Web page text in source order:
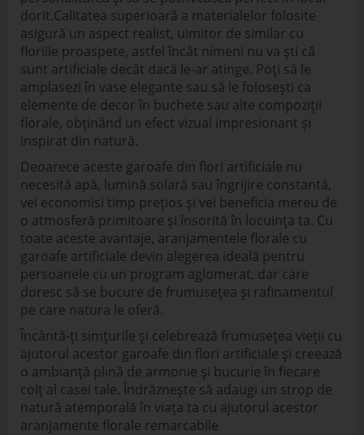
dorit.Calitatea superioară a materialelor folosite
asigură un aspect realist, uimitor de similar cu
floriile proaspete, astfel încât nimeni nu va ști că
sunt artificiale decât dacă le-ar atinge. Poți să le
amplasezi în vase elegante sau să le folosești ca
elemente de decor în buchete sau alte compoziții
florale, obținând un efect vizual impresionant și
inspirat din natură.
Deoarece aceste garoafe din flori artificiale nu
necesită apă, lumină solară sau îngrijire constantă,
vei economisi timp prețios și vei beneficia mereu de
o atmosferă primitoare și însorită în locuința ta. Cu
toate aceste avantaje, aranjamentele florale cu
garoafe artificiale devin alegerea ideală pentru
persoanele cu un program aglomerat, dar care
doresc să se bucure de frumusețea și rafinamentul
pe care natura le oferă.
Încântă-ți simțurile și celebrează frumusețea vieții cu
ajutorul acestor garoafe din flori artificiale și creează
o ambianță plină de armonie și bucurie în fiecare
colț al casei tale. Îndrăznește să adaugi un strop de
natură atemporală în viața ta cu ajutorul acestor
aranjamente florale remarcabile